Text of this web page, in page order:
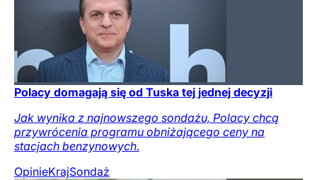
Polacy domagają się od Tuska tej jednej decyzji
Jak wynika z najnowszego sondażu, Polacy chcą
przywrócenia programu obniżającego ceny na
stacjach benzynowych.
OpinieKrajSondaż